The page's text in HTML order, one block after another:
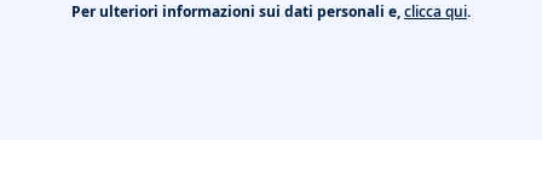
Per ulteriori informazioni sui dati personali e,clicca qui.